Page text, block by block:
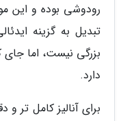
رودوشی بوده و این
تبدیل به گزینه
بزرگی نیست، اما جای
دارد.
برای آنالیز کامل تر و